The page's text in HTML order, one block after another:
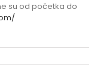
su od početka do